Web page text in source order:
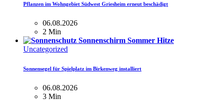
Pflanzen im Wohngebiet Südwest Griesheim erneut beschädigt
06.08.2026
2 Min
Uncategorized
Sonnensegel für Spielplatz im Birkenweg installiert
06.08.2026
3 Min